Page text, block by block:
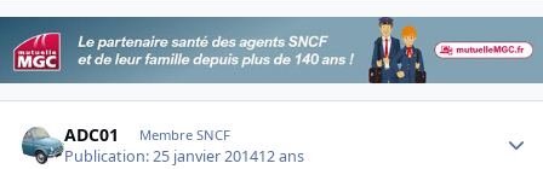
ADC01 Membre SNCF
Publication:25 janvier 201412 ans